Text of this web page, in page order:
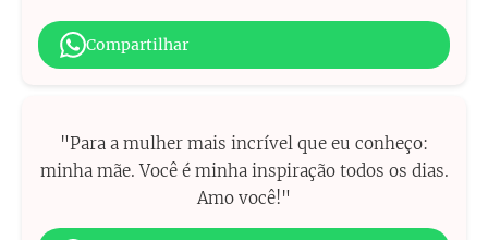
Compartilhar
"Para a mulher mais incrível que eu conheço:
minha mãe. Você é minha inspiração todos os dias.
Amo você!"